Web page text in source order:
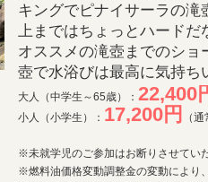
キングでピナイサーラの滝
上まではちょっとハード
オススメの滝壺までのショ
壺で水浴びは最高に気持ち
大人（中学生～65歳）： 22,400
小人（小学生）： 17,200円 （
※未就学児のご参加はお断りさせてい
※燃料油価格変動調整金の変動により